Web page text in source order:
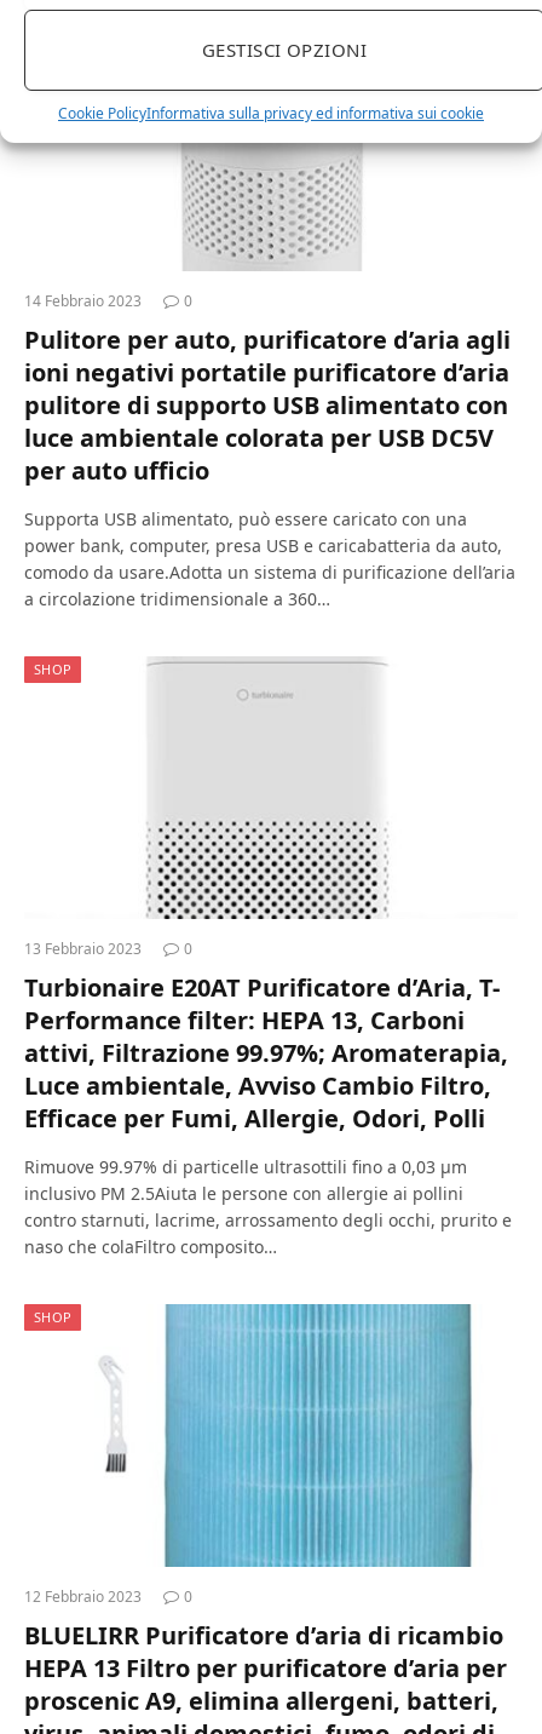
GESTISCI OPZIONI
Cookie PolicyInformativa sulla privacy ed informativa sui cookie
14 Febbraio 2023 0
Pulitore per auto, purificatore d’aria agli
ioni negativi portatile purificatore d’aria
pulitore di supporto USB alimentato con
luce ambientale colorata per USB DC5V
per auto ufficio
Supporta USB alimentato, può essere caricato con una
power bank, computer, presa USB e caricabatteria da auto,
comodo da usare.Adotta un sistema di purificazione dell’aria
a circolazione tridimensionale a 360…
SHOP
13 Febbraio 2023 0
Turbionaire E20AT Purificatore d’Aria, T-
Performance filter: HEPA 13, Carboni
attivi, Filtrazione 99.97%; Aromaterapia,
Luce ambientale, Avviso Cambio Filtro,
Efficace per Fumi, Allergie, Odori, Polli
Rimuove 99.97% di particelle ultrasottili fino a 0,03 µm
inclusivo PM 2.5Aiuta le persone con allergie ai pollini
contro starnuti, lacrime, arrossamento degli occhi, prurito e
naso che colaFiltro composito…
SHOP
12 Febbraio 2023 0
BLUELIRR Purificatore d’aria di ricambio
HEPA 13 Filtro per purificatore d’aria per
proscenic A9, elimina allergeni, batteri,